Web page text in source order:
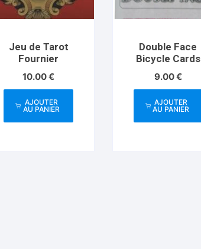
Jeu de Tarot
Fournier
10.00€
AJOUTER
AU PANIER
Double Face
Bicycle Cards
9.00€
AJOUTER
AU PANIER